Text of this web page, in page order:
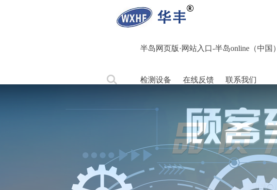
半岛网页版·网站入口-半岛online（中国）
检测设备 在线反馈 联系我们